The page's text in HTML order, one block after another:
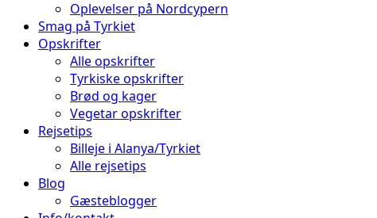
Oplevelser på Nordcypern
Smag på Tyrkiet
Opskrifter
Alle opskrifter
Tyrkiske opskrifter
Brød og kager
Vegetar opskrifter
Rejsetips
Billeje i Alanya/Tyrkiet
Alle rejsetips
Blog
Gæsteblogger